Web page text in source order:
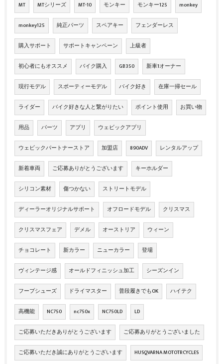
MT MTシリーズ MT-10 モンキー モンキー125 monkey
monkey125 純正パーツ スペアキー フェンダーレス
購入サポート サポートキャンペーン 上級者
初心者にもオススメ バイク購入 GB350 新車1オーナー
現行モデル スポーティーモデル バイク好き 在庫一掃セール
ライダー バイク好きな人と繋がりたい ポイント使用 お買い物
用品 パーツ アプリ ウェビックアプリ
ウェビックパートナーストア 加盟店 890ADV レンタルアップ
新着車両 ご応募ありがとうございます キーホルダー
シリコン素材 傷つかない ストリートモデル
ディーラーオリジナルサポート オフロードモデル クリスマス
クリスマスフェア デメル オーストリア ウィーン
チョコレート 新カラー ニューカラー 登場
ヴィンテージ感 オールドフィニッシュ加工 シーズンイン
フープシューズ ドライマスター 普段履きでもOK ハイテク
高機能 NC750 nc750x NC750LD LD
ご応募いただきありがとうございます ご応募ありがとうございました
ご応募いただき誠にありがとうございます HUSQVARNA MOTOTRCYCLES